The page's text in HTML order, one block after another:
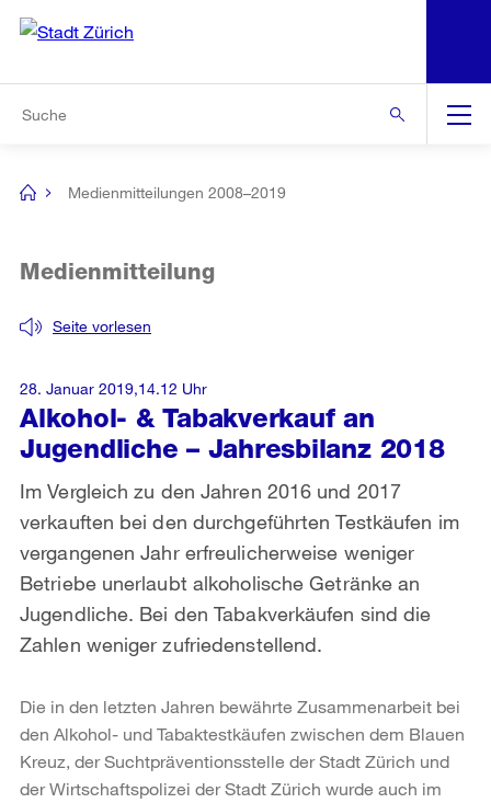
Navigation
[no
Medienmitteilungen 2008–2019
Alkohol- & Tabakverkauf an
Jugendliche – Jahresbilanz 2018
Seite vorlesen
Medienmitteilung
Im Vergleich zu den Jahren 2016 und 2017
verkauften bei den durchgeführten Testkäufen im
vergangenen Jahr erfreulicherweise weniger
Betriebe unerlaubt alkoholische Getränke an
Jugendliche. Bei den Tabakverkäufen sind die
Zahlen weniger zufriedenstellend.
28. Januar 2019,14.12 Uhr
Die in den letzten Jahren bewährte Zusammenarbeit bei
den Alkohol- und Tabaktestkäufen zwischen dem Blauen
Kreuz, der Suchtpräventionsstelle der Stadt Zürich und
der Wirtschaftspolizei der Stadt Zürich wurde auch im